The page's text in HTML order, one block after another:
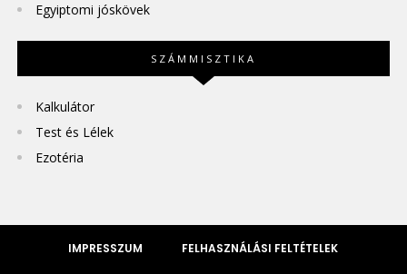
Egyiptomi jóskövek
SZÁMMISZTIKA
Kalkulátor
Test és Lélek
Ezotéria
IMPRESSZUM FELHASZNÁLÁSI FELTÉTELEK